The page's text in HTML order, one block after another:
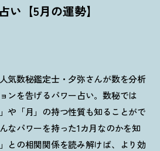
い【5月の運勢】
気数秘鑑定士・夕弥さんが数を分析
ンを告げるパワー占い。数秘では
や「月」の持つ性質も知ることがで
なパワーを持った1カ月なのかを知
との相関関係を読み解けば、より効